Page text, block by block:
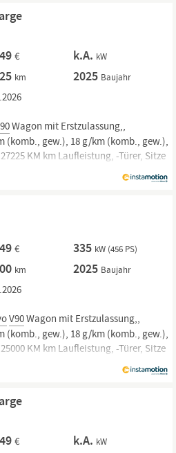
€ k.A. kW
km 2025 Baujahr
Wagon mit Erstzulassung,,
(komb., gew.), 18 g/km (komb., gew.),
KM km Laufleistung, -Türer, Sitze
kaufen oder günstig finanzieren.
14 Tage Rückgaberecht und
€ 335 kW (456 PS)
km 2025 Baujahr
V90Wagon mit Erstzulassung,,
(komb., gew.), 18 g/km (komb., gew.),
KM km Laufleistung, -Türer, Sitze
kaufen oder günstig finanzieren.
14 Tage Rückgaberecht und
€ k.A. kW